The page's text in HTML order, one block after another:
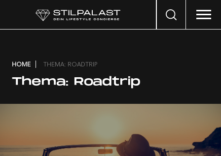
Search
HOME THEMA: ROADTRIP
Thema: Roadtrip